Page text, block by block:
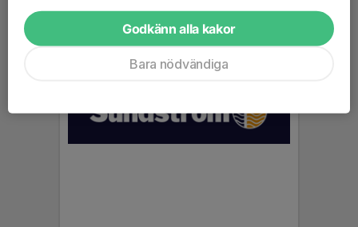
Godkänn alla kakor
Bara nödvändiga